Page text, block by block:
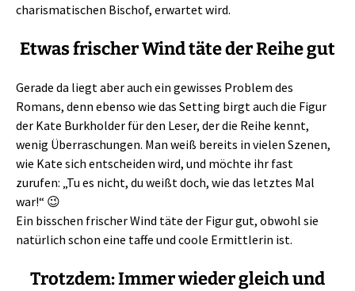
charismatischen Bischof, erwartet wird.
Etwas frischer Wind täte der Reihe gut
Gerade da liegt aber auch ein gewisses Problem des
Romans, denn ebenso wie das Setting birgt auch die Figur
der Kate Burkholder für den Leser, der die Reihe kennt,
wenig Überraschungen. Man weiß bereits in vielen Szenen,
wie Kate sich entscheiden wird, und möchte ihr fast
zurufen: „Tu es nicht, du weißt doch, wie das letztes Mal
war!“ 😉
Ein bisschen frischer Wind täte der Figur gut, obwohl sie
natürlich schon eine taffe und coole Ermittlerin ist.
Trotzdem: Immer wieder gleich und